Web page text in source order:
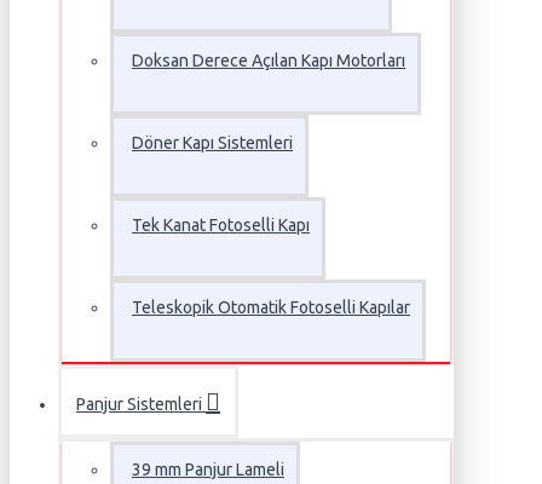
Doksan Derece Açılan Kapı Motorları
Döner Kapı Sistemleri
Tek Kanat Fotoselli Kapı
Teleskopik Otomatik Fotoselli Kapılar
Panjur Sistemleri
39 mm Panjur Lameli